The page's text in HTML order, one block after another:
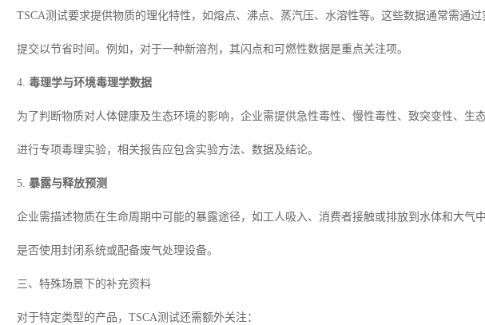
TSCA测试要求提供物质的理化特性，如熔点、沸点、蒸汽压、水溶性等。这些数据通常需通
提交以节省时间。例如，对于一种新溶剂，其闪点和可燃性数据是重点关注项。
4. 毒理学与环境毒理学数据
为了判断物质对人体健康及生态环境的影响，企业需提供急性毒性、慢性毒性、致突变性、生
进行专项毒理实验，相关报告应包含实验方法、数据及结论。
5. 暴露与释放预测
企业需描述物质在生命周期中可能的暴露途径，如工人吸入、消费者接触或排放到水体和大气
是否使用封闭系统或配备废气处理设备。
三、特殊场景下的补充资料
对于特定类型的产品，TSCA测试还需额外关注：